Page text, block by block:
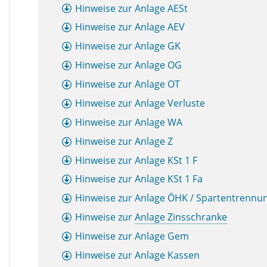
Hinweise zur Anlage AESt
Hinweise zur Anlage AEV
Hinweise zur Anlage GK
Hinweise zur Anlage OG
Hinweise zur Anlage OT
Hinweise zur Anlage Verluste
Hinweise zur AnlageWA
Hinweise zur Anlage Z
Hinweise zur Anlage KSt1 F
Hinweise zur Anlage KSt1 Fa
Hinweise zur Anlage ÖHK /
Hinweise zurAnlage Zinsschranke
Hinweise zur Anlage Gem
Hinweise zur Anlage Kassen